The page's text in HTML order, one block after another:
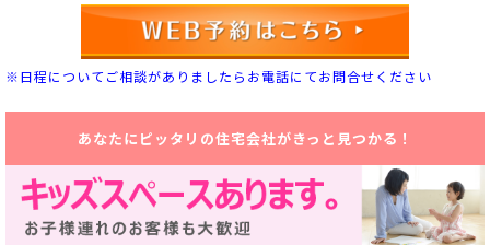
※日程についてご相談がありましたらお電話にてお問合せください
あなたにピッタリの住宅会社がきっと見つかる！